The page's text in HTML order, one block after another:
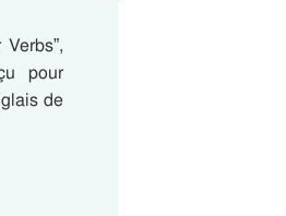
pour
de